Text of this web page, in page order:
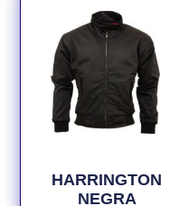
HARRINGTON
NEGRA